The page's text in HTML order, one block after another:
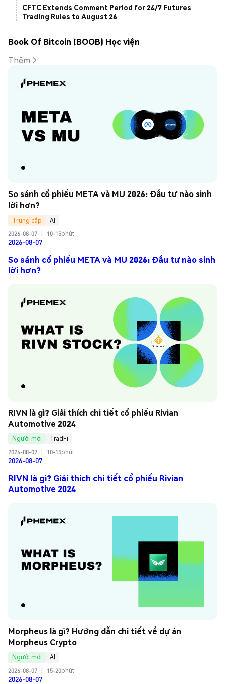
CFTC Extends Comment Period for 24/7 Futures
Trading Rules to August 26
Book Of Bitcoin (BOOB) Học viện
Thêm
So sánh cổ phiếu META và MU 2026: Đầu tư nào sinh
lời hơn?
Trung cấp
AI
2026-08-07
10-15phút
2026-08-07
So sánh cổ phiếu META và MU 2026: Đầu tư nào sinh
lời hơn?
RIVN là gì? Giải thích chi tiết cổ phiếu Rivian
Automotive 2024
Người mới
TradFi
2026-08-07
10-15phút
2026-08-07
RIVN là gì? Giải thích chi tiết cổ phiếu Rivian
Automotive 2024
Morpheus là gì? Hướng dẫn chi tiết về dự án
Morpheus Crypto
Người mới
AI
2026-08-07
15-20phút
2026-08-07